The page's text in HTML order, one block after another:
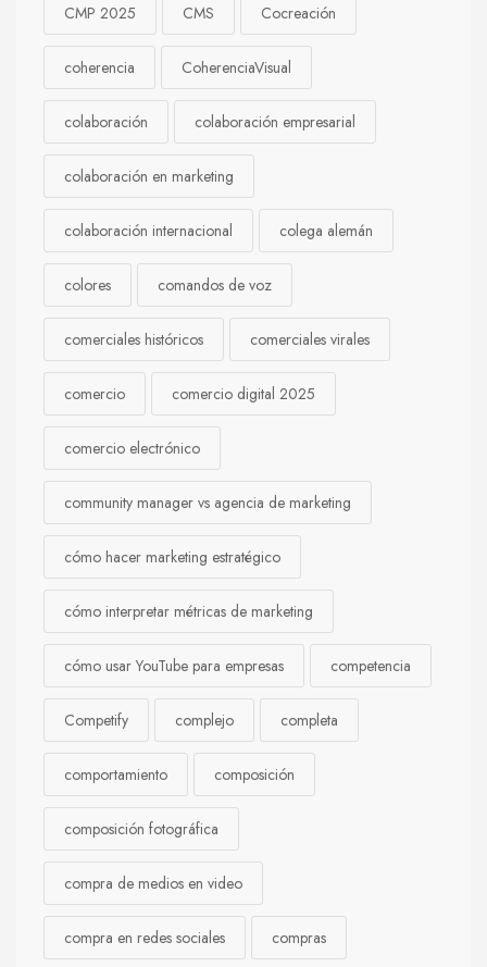
CMP 2025 CMS Cocreación
coherencia CoherenciaVisual
colaboración colaboración empresarial
colaboración en marketing
colaboración internacional colega alemán
colores comandos de voz
comerciales históricos comerciales virales
comercio comercio digital 2025
comercio electrónico
community manager vs agencia de marketing
cómo hacer marketing estratégico
cómo interpretar métricas de marketing
cómo usar YouTube para empresas competencia
Competify complejo completa
comportamiento composición
composición fotográfica
compra de medios en video
compra en redes sociales compras